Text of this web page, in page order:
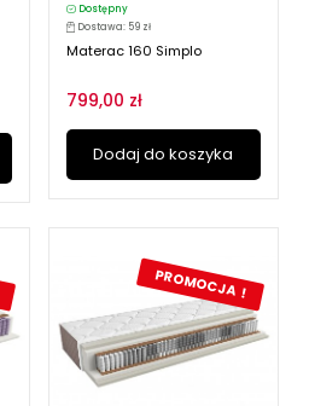
Dostępny
Dostawa: 59 zł
Materac 160 Simplo
799,00 zł
Dodaj do koszyka
PROMOCJA !